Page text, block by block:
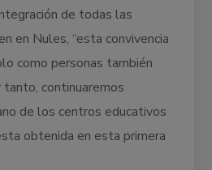
de todas las
en Nules, “esta convivencia
como personas también
tanto, continuaremos
de los centros educativos
obtenida en esta primera